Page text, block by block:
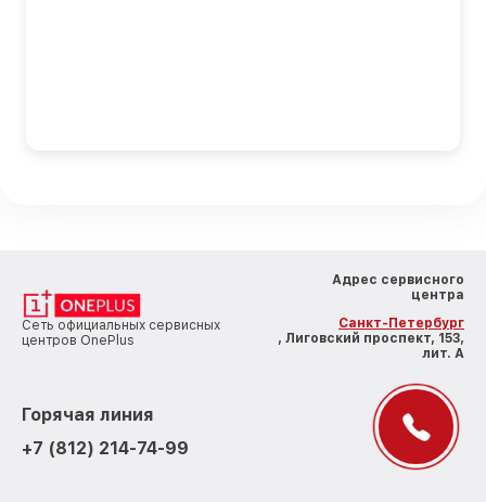
Сеть официальных сервисных
центров OnePlus
Адрес сервисного
центра
Санкт-Петербург
, Лиговский проспект, 153,
лит. А
Горячая линия
+7 (812) 214-74-99